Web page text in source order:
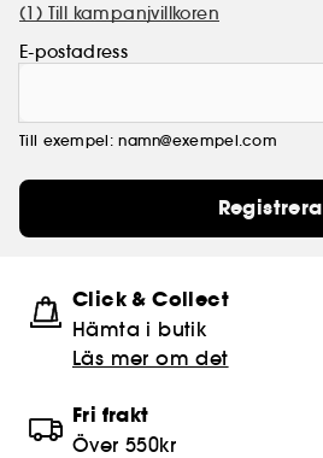
(1) Till kampanjvillkoren
E-postadress
Till exempel: namn@exempel.com
Registrera
Click & Collect
Hämta i butik​
Läs mer om det
Fri frakt
Över 550kr